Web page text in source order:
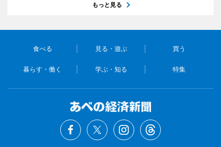
もっと見る
食べる 見る・遊ぶ 買う
暮らす・働く 学ぶ・知る 特集